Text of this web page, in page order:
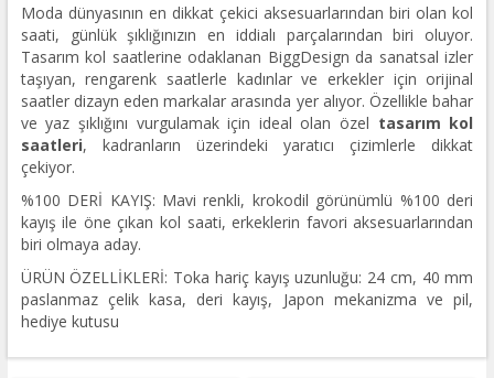
Moda dünyasının en dikkat çekici aksesuarlarından biri olan kol
saati, günlük şıklığınızın en iddialı parçalarından biri oluyor.
Tasarım kol saatlerine odaklanan BiggDesign da sanatsal izler
taşıyan, rengarenk saatlerle kadınlar ve erkekler için orijinal
saatler dizayn eden markalar arasında yer alıyor. Özellikle bahar
ve yaz şıklığını vurgulamak için ideal olan özel tasarım kol
saatleri, kadranların üzerindeki yaratıcı çizimlerle dikkat
çekiyor.
%100 DERİ KAYIŞ: Mavi renkli, krokodil görünümlü %100 deri
kayış ile öne çıkan kol saati, erkeklerin favori aksesuarlarından
biri olmaya aday.
ÜRÜN ÖZELLİKLERİ: Toka hariç kayış uzunluğu: 24 cm, 40 mm
paslanmaz çelik kasa, deri kayış, Japon mekanizma ve pil,
hediye kutusu